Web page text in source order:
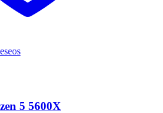
5 5600X